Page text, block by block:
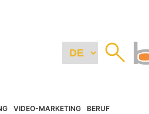
VIDEO-MARKETING BERUF